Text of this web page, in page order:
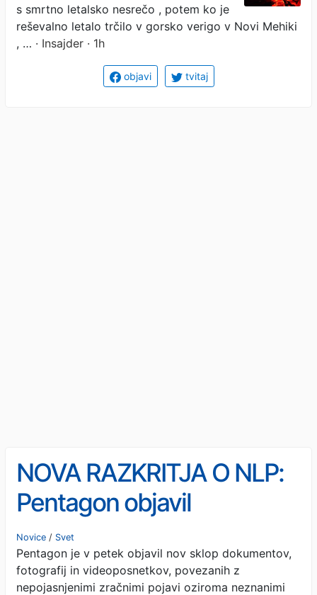
s smrtno letalsko nesrečo , potem ko je
reševalno letalo trčilo v gorsko verigo v Novi Mehiki
, … · Insajder · 1h
objavi tvitaj
NOVA RAZKRITJA O NLP:
Pentagon objavil
dokumente, posnetke in
pričanja vojaških pilotov
Novice / Svet
Pentagon je v petek objavil nov sklop dokumentov,
fotografij in videoposnetkov, povezanih z
nepojasnjenimi zračnimi pojavi oziroma neznanimi